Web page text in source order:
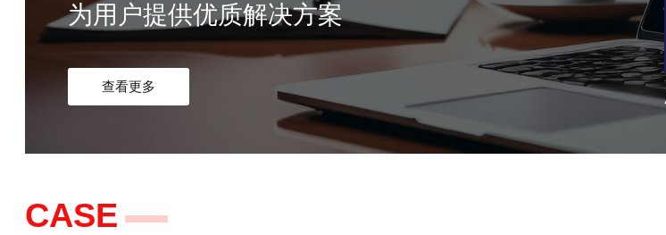
为用户提供优质解决方案
查看更多
APP软件中小型企业解决方案
CASE